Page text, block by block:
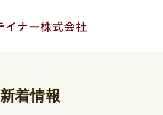
新着情報